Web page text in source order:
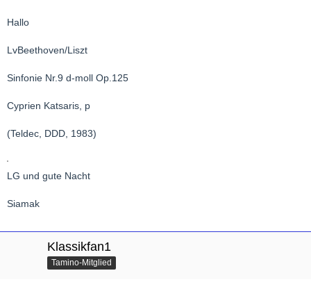
Hallo
LvBeethoven/Liszt
Sinfonie Nr.9 d-moll Op.125
Cyprien Katsaris, p
(Teldec, DDD, 1983)
LG und gute Nacht
Siamak
Klassikfan1
Tamino-Mitglied